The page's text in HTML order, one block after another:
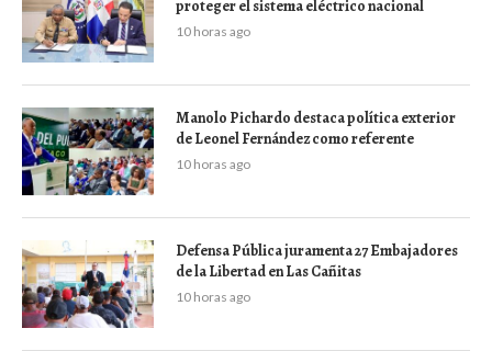
proteger el sistema eléctrico nacional
10 horas ago
Manolo Pichardo destaca política exterior
de Leonel Fernández como referente
10 horas ago
Defensa Pública juramenta 27 Embajadores
de la Libertad en Las Cañitas
10 horas ago